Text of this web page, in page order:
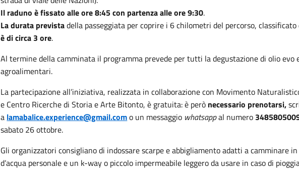
Il raduno è fissato alle ore 8:45 con partenza alle ore 9:30.
La durata previstadella passeggiata per coprire i 6 chilometri del percorso,
è di circa 3 ore.
Al termine della camminata il programma prevede per tutti la degustazione di olio evo
agroalimentari.
La partecipazione all’iniziativa, realizzata in collaborazione con Movimento
e Centro Ricerche di Storia e Arte Bitonto, è gratuita: è però necessario prenotarsi,
a lamabalice.experience@gmail.como un messaggio whatsappal numero
sabato 26 ottobre.
Gli organizzatori consigliano di indossare scarpe e abbigliamento adatti a camminare
d’acqua personale e un k-way o piccolo impermeabile leggero da usare in caso di